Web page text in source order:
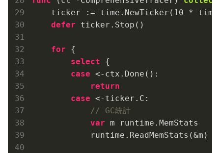
    ticker := time.NewTicker(
10 *
defer ticker.Stop()
for {
select {
case <-ctx.Done():
return
case <-ticker.C:
// GC統計
var m runtime.MemStats
            runtime.ReadMemStats(&m)